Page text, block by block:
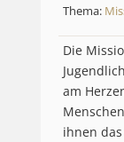
Thema:
Die
am
ihnen